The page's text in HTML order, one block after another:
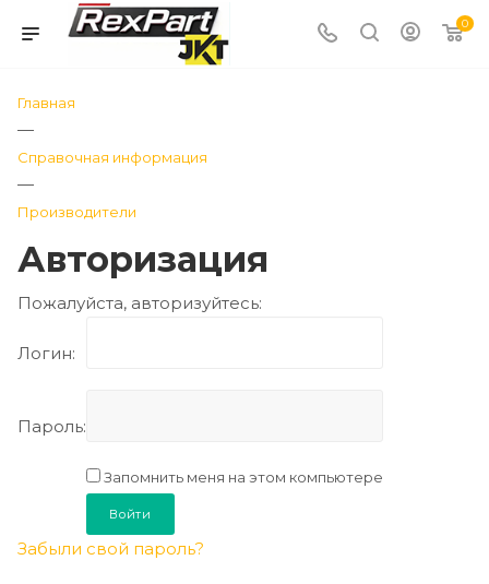
0
Главная
—
Справочная информация
—
Производители
Авторизация
Пожалуйста, авторизуйтесь:
Логин:
Пароль:
Запомнить меня на этом компьютере
Забыли свой пароль?